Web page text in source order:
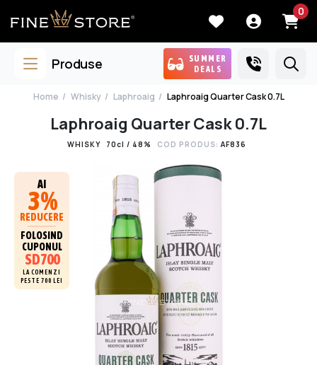
0
Produse
SUMMER
DEALS
Home Whisky Laphroaig Laphroaig Quarter Cask 0.7L
Laphroaig Quarter Cask 0.7L
WHISKY 70cl / 48% COD PRODUS: AF836
AI
3%
REDUCERE
FOLOSIND
CUPONUL
SD700
LA COMENZI
PESTE 700 LEI